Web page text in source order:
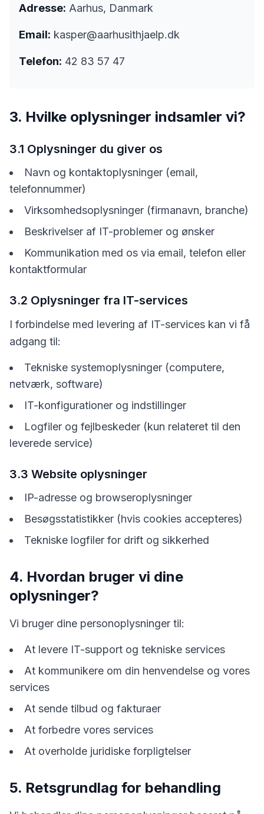
Adresse: Aarhus, Danmark
Email: kasper@aarhusithjaelp.dk
Telefon: 42 83 57 47
3. Hvilke oplysninger indsamler vi?
3.1 Oplysninger du giver os
Navn og kontaktoplysninger (email,
telefonnummer)
Virksomhedsoplysninger (firmanavn, branche)
Beskrivelser af IT-problemer og ønsker
Kommunikation med os via email, telefon eller
kontaktformular
3.2 Oplysninger fra IT-services
I forbindelse med levering af IT-services kan vi få
adgang til:
Tekniske systemoplysninger (computere,
netværk, software)
IT-konfigurationer og indstillinger
Logfiler og fejlbeskeder (kun relateret til den
leverede service)
3.3 Website oplysninger
IP-adresse og browseroplysninger
Besøgsstatistikker (hvis cookies accepteres)
Tekniske logfiler for drift og sikkerhed
4. Hvordan bruger vi dine
oplysninger?
Vi bruger dine personoplysninger til:
At levere IT-support og tekniske services
At kommunikere om din henvendelse og vores
services
At sende tilbud og fakturaer
At forbedre vores services
At overholde juridiske forpligtelser
5. Retsgrundlag for behandling